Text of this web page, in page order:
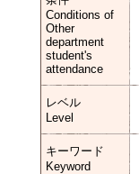
Conditions of
Other
department
student's
attendance
レベル
Level
キーワード
Keyword